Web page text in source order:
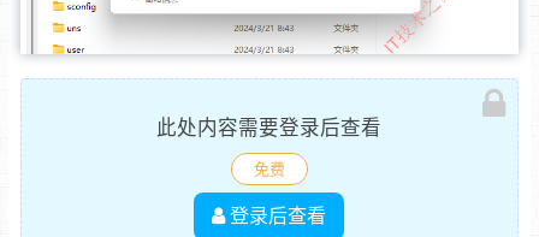
此处内容需要登录后查看
免费
登录后查看